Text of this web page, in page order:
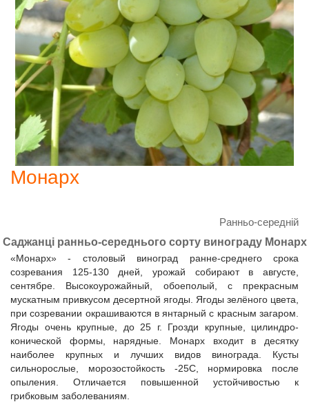
Монарх
Ранньо-середній
Саджанці ранньо-середнього сорту винограду Монарх
«Монарх» - столовый виноград ранне-среднего срока
созревания 125-130 дней, урожай собирают в августе,
сентябре. Высокоурожайный, обоеполый, с прекрасным
мускатным привкусом десертной ягоды. Ягоды зелёного цвета,
при созревании окрашиваются в янтарный с красным загаром.
Ягоды очень крупные, до 25 г. Грозди крупные, цилиндро-
конической формы, нарядные. Монарх входит в десятку
наиболее крупных и лучших видов винограда. Кусты
сильнорослые, морозостойкость -25С, нормировка после
опыления. Отличается повышенной устойчивостью к
грибковым заболеваниям.